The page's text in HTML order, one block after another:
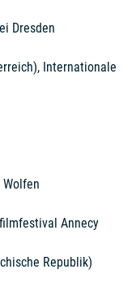
Dresden
Internationale
Wolfen
Annecy
Republik)